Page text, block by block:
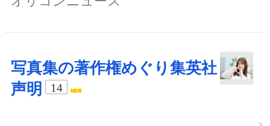
写真集の著作権めぐり集英社
声明
14